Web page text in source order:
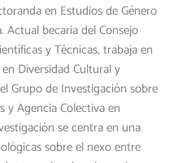
en Estudios de Género
Actual becaria del Consejo
y Técnicas, trabaja en
Diversidad Cultural y
Grupo de Investigación sobre
y Agencia Colectiva en
se centra en una
sobre el nexo entre